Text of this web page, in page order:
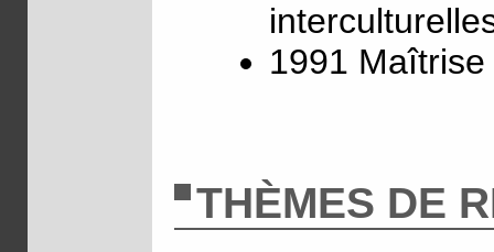
1991 Maîtrise
THÈMES DE